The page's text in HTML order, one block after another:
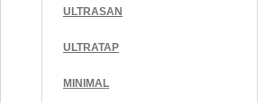
ULTRASAN
ULTRATAP
MINIMAL